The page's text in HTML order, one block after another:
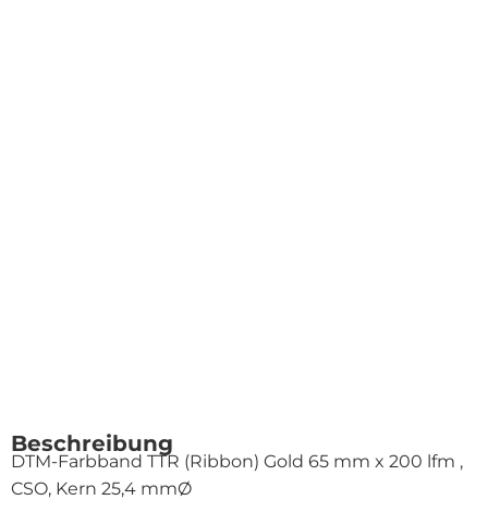
Beschreibung
DTM-Farbband TTR (Ribbon) Gold 65 mm x 200 lfm ,
CSO, Kern 25,4 mmØ